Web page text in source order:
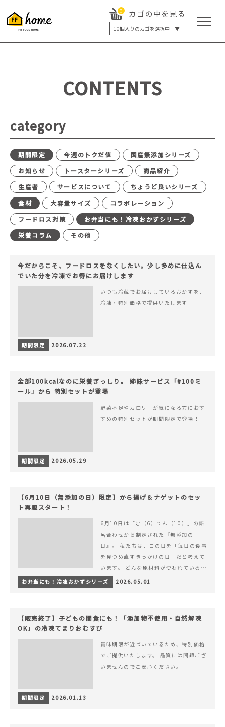
0 カゴの中を見る
10個入りのカゴを選択中 ▼
5個入り
20個入り
最大12%OFF
CONTENTS
category
期間限定 今週のトクだ値
国産無添加シリーズ
お知らせ
トースターシリーズ
商品紹介
生産者
サービスについて
ちょうど良いシリーズ
食材
大容量サイズ
コラボレーション
フードロス対策
お弁当にも！冷凍おかずシリーズ
栄養コラム
その他
今だからこそ、フードロスをなくしたい。少し多めに仕込ん
でいた分を冷凍でお得にお届けします
いつも冷蔵でお届けしているおかずを、
冷凍・特別価格で提供いたします
期間限定 2026.07.22
全部100kcalなのに栄養ぎっしり。 姉妹サービス「#100ミ
ール」から 特別セットが登場
野菜不足やカロリーが気になる方におす
すめの特別セットが期間限定で登場！
期間限定 2026.05.29
【6月10日（無添加の日）限定】から揚げ＆ナゲットのセッ
ト再販スタート！
6月10日は「む（6）てん（10）」の語
呂合わせから制定された『無添加の
日』。 私たちは、この日を「毎日の食事
を見つめ直すきっかけの日」だと考えて
います。 どんな原材料が使われているの
か。 どのようにつくられているのか。&
hellip; 続きを読む 【6月10日（無添加
お弁当にも！冷凍おかずシリーズ 2026.05.01
【販売終了】子どもの間食にも！「添加物不使用・自然解凍
OK」の冷凍てまりおむすび
賞味期限が近づいているため、特別価格
でご提供いたします。 品質には問題ござ
いませんのでご安心ください。
期間限定 2026.01.13